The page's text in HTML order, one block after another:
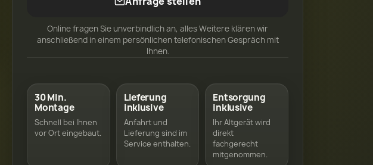
Online fragen Sie unverbindlich an, alles Weitere klären wir
anschließend in einem persönlichen telefonischen Gespräch mit
Ihnen.
30 Min.
Montage
Schnell bei Ihnen
vor Ort eingebaut.
Lieferung
inklusive
Anfahrt und
Lieferung sind im
Service enthalten.
Entsorgung
inklusive
Ihr Altgerät wird
direkt
fachgerecht
mitgenommen.